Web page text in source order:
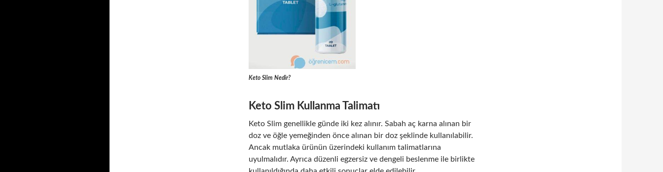
Keto Slim Nedir?
Keto Slim Kullanma Talimatı
Keto Slim genellikle günde iki kez alınır. Sabah aç karna alınan bir
doz ve öğle yemeğinden önce alınan bir doz şeklinde kullanılabilir.
Ancak mutlaka ürünün üzerindeki kullanım talimatlarına
uyulmalıdır. Ayrıca düzenli egzersiz ve dengeli beslenme ile birlikte